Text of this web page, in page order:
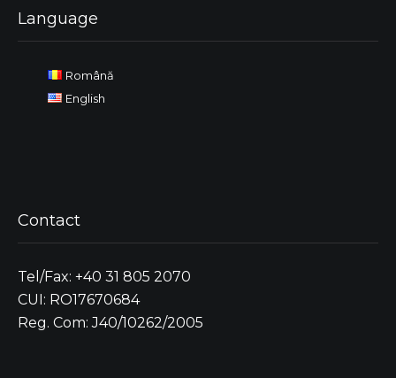
Language
Română
English
Contact
Tel/Fax: +40 31 805 2070
CUI: RO17670684
Reg. Com: J40/10262/2005